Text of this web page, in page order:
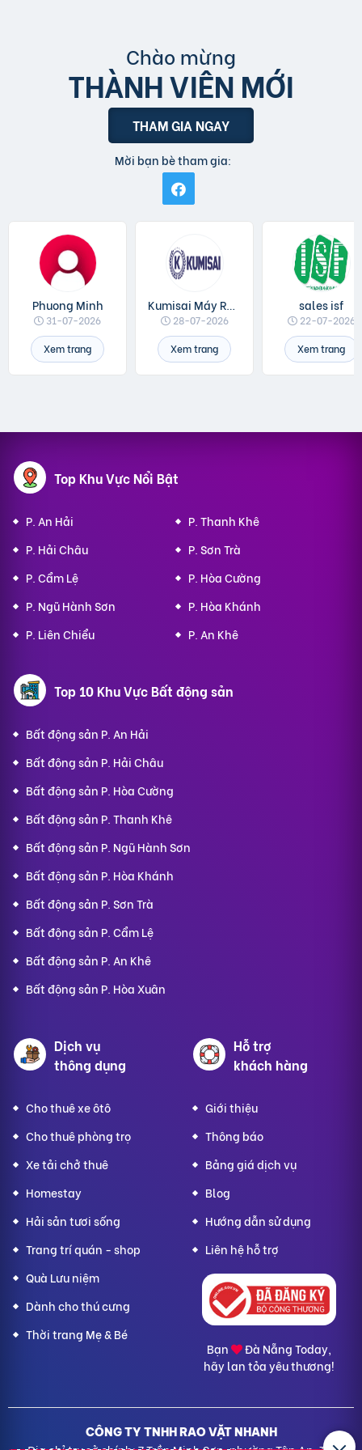
Chào mừng
THÀNH VIÊN MỚI
THAM GIA NGAY
Mời bạn bè tham gia:
Phuong Minh
31-07-2026
Xem trang
Kumisai Máy Rửa Xe
28-07-2026
Xem trang
sales isf
22-07-2026
Xem trang
Top Khu Vực Nổi Bật
P. An Hải
P. Thanh Khê
P. Hải Châu
P. Sơn Trà
P. Cẩm Lệ
P. Hòa Cường
P. Ngũ Hành Sơn
P. Hòa Khánh
P. Liên Chiểu
P. An Khê
Top 10 Khu Vực Bất động sản
Bất động sản P. An Hải
Bất động sản P. Hải Châu
Bất động sản P. Hòa Cường
Bất động sản P. Thanh Khê
Bất động sản P. Ngũ Hành Sơn
Bất động sản P. Hòa Khánh
Bất động sản P. Sơn Trà
Bất động sản P. Cẩm Lệ
Bất động sản P. An Khê
Bất động sản P. Hòa Xuân
Dịch vụ
thông dụng
Cho thuê xe ôtô
Cho thuê phòng trọ
Xe tải chở thuê
Homestay
Hải sản tươi sống
Trang trí quán - shop
Quà Lưu niệm
Dành cho thú cưng
Thời trang Mẹ & Bé
Hỗ trợ
khách hàng
Giới thiệu
Thông báo
Bảng giá dịch vụ
Blog
Hướng dẫn sử dụng
Liên hệ hỗ trợ
Bạn
Đà Nẵng Today,
hãy lan tỏa yêu thương!
CÔNG TY TNHH RAO VẶT NHANH